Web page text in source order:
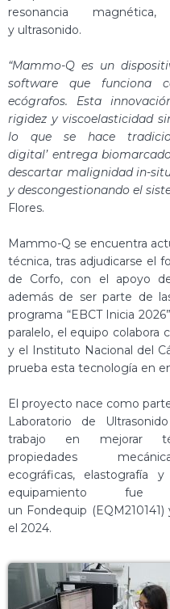
resonancia
y ultrasonido.
“Mammo-Q es un
software que funciona
ecógrafos. Esta
rigidez y viscoelasticidad
lo que se hace
digital’ entrega
descartar malignidad in-
y descongestionando el
Flores.
Mammo-Q se encuentra
técnica, tras adjudicarse el
de Corfo, con el apoyo
además de ser parte de
programa “EBCT Inicia
paralelo, el equipo
y el Instituto Nacional del
prueba esta tecnología en
El proyecto nace como
Laboratorio de
trabajo en mejorar
propiedades
ecográficas, elastografía
equipamiento
un Fondequip
el 2024.